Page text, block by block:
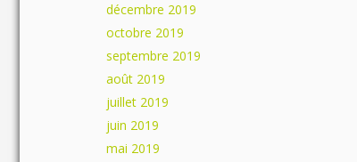
décembre 2019
octobre 2019
septembre 2019
août 2019
juillet 2019
juin 2019
mai 2019